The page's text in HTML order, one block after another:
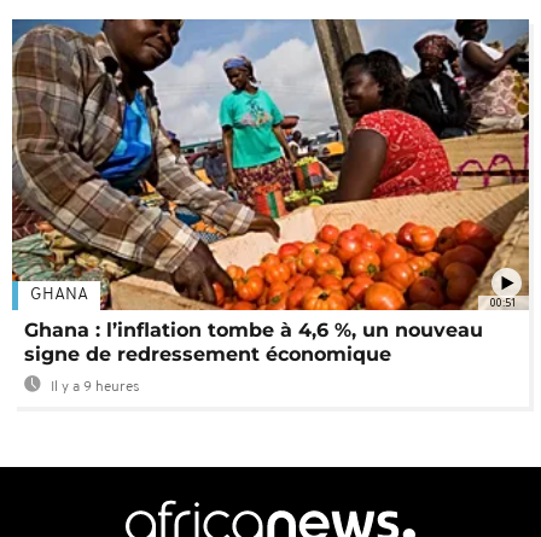
00:51
GHANA
Ghana : l’inflation tombe à 4,6 %, un nouveau
signe de redressement économique
Il y a 9 heures